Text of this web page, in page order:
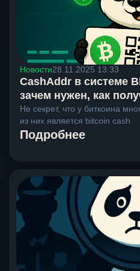
Новости28.11.2025 13:33
CashAddr в системе
зачем нужен, как
Не секрет, что у биткоина
из них является bitcoin cash
Подробнее